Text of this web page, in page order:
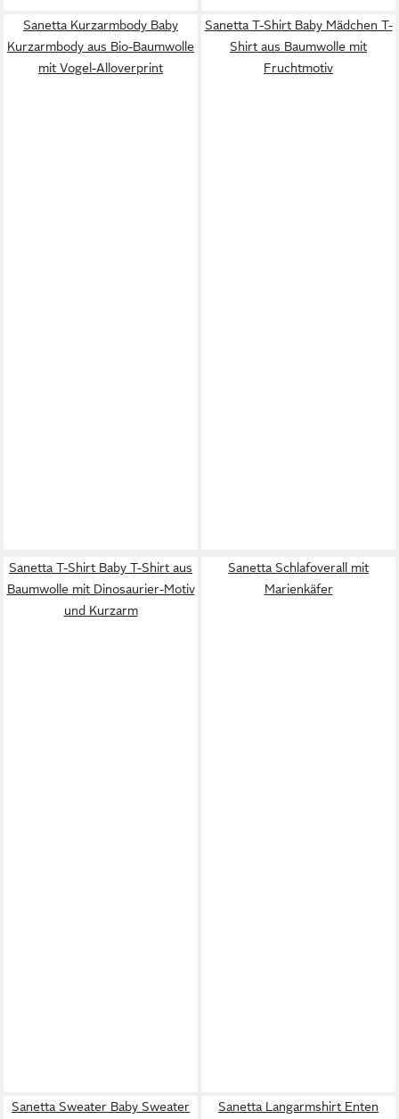
Sanetta Kurzarmbody Baby
Kurzarmbody aus Bio-Baumwolle
mit Vogel-Alloverprint
Sanetta T-Shirt Baby Mädchen T-
Shirt aus Baumwolle mit
Fruchtmotiv
Sanetta T-Shirt Baby T-Shirt aus
Baumwolle mit Dinosaurier-Motiv
und Kurzarm
Sanetta Schlafoverall mit
Marienkäfer
Sanetta Sweater Baby Sweater
Sanetta Langarmshirt Enten